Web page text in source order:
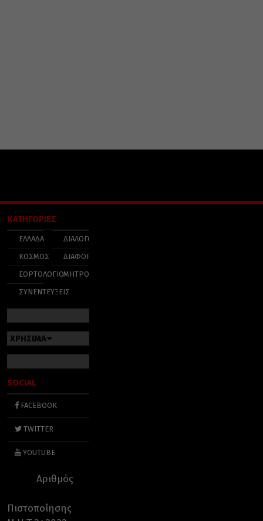
ΚΑΤΗΓΟΡΙΕΣ
ΕΛΛΑΔΑ
ΚΟΣΜΟΣ
ΕΟΡΤΟΛΟΓΙΟ
ΣΥΝΕΝΤΕΥΞΕΙΣ
ΔΙΑΛΟΓΟΣ
ΔΙΑΦΟΡΑ
ΜΗΤΡΟΠΟΛΕΙΣ
ΧΡΗΣΙΜΑ
SOCIAL
FACEBOOK
TWITTER
YOUTUBE
Αριθμός
Πιστοποίησης